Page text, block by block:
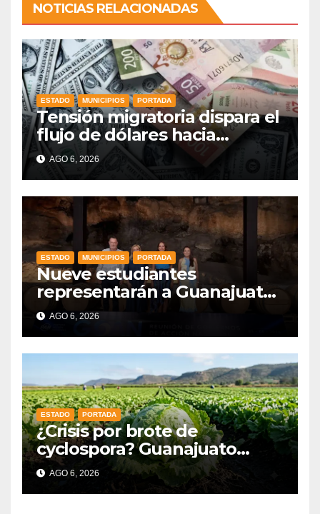
NOTICIAS RELACIONADAS
ESTADO MUNICIPIOS PORTADA
Tensión migratoria dispara el
flujo de dólares hacia
municipios de Guanajuato
AGO 6, 2026
ESTADO MUNICIPIOS PORTADA
Nueve estudiantes
representarán a Guanajuato
en la Olimpiada Mexicana de
Matemáticas 2026
AGO 6, 2026
ESTADO PORTADA
¿Crisis por brote de
cyclospora? Guanajuato
mantiene intactas sus
exportaciones
AGO 6, 2026